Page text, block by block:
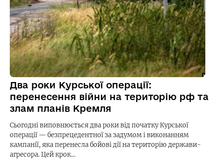
Два роки Курської операції:
перенесення війни на територію рф та
злам планів Кремля
Сьогодні виповнюється два роки від початку Курської
операції — безпрецедентної за задумом і виконанням
кампанії, яка перенесла бойові дії на територію держави-
агресора. Цей крок…